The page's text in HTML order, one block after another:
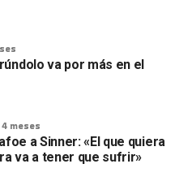
va por más en el
4 meses
a Sinner: «El que quiera
va a tener que sufrir»